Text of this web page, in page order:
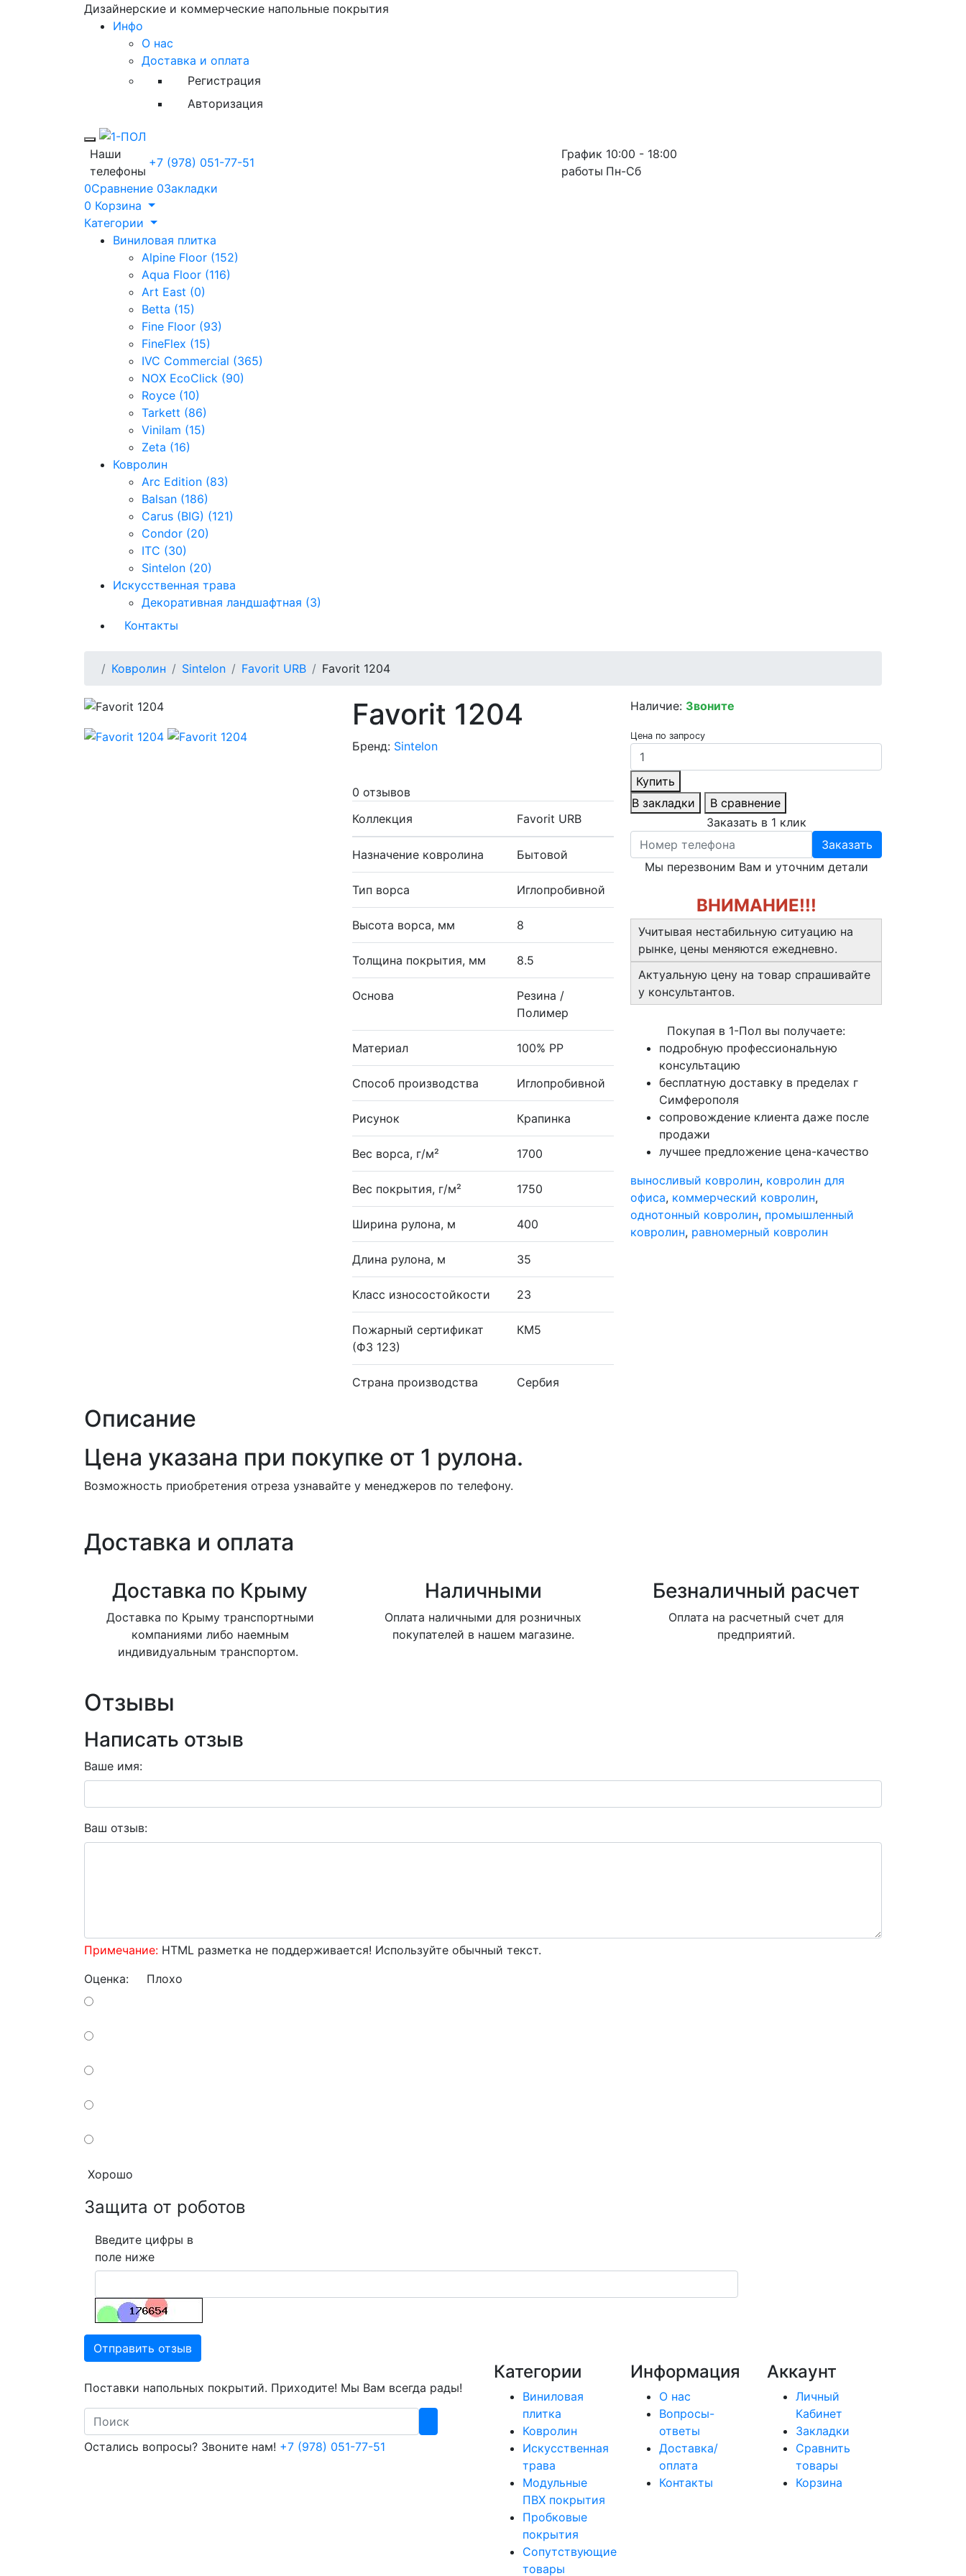
Дизайнерские и коммерческие напольные покрытия
Инфо
О нас
Доставка и оплата
Регистрация
Авторизация
Toggle mobile menu
Наши
телефоны
+7 (978) 051-77-51
График
работы
10:00 - 18:00
Пн-Сб
0Сравнение 0Закладки
0 Корзина
Категории
Виниловая плитка
Alpine Floor (152)
Aqua Floor (116)
Art East (0)
Betta (15)
Fine Floor (93)
FineFlex (15)
IVC Commercial (365)
NOX EcoClick (90)
Royce (10)
Tarkett (86)
Vinilam (15)
Zeta (16)
Ковролин
Arc Edition (83)
Balsan (186)
Carus (BIG) (121)
Condor (20)
ITC (30)
Sintelon (20)
Искусственная трава
Декоративная ландшафтная (3)
Контакты
Ковролин Sintelon Favorit URB Favorit 1204
Favorit 1204
Бренд: Sintelon
0 отзывов
Коллекция
Favorit URB
Назначение ковролина Бытовой
Тип ворса Иглопробивной
Высота ворса, мм 8
Толщина покрытия, мм 8.5
Основа
Резина /
Полимер
Материал 100% PP
Способ производства Иглопробивной
Рисунок Крапинка
Вес ворса, г/м² 1700
Вес покрытия, г/м² 1750
Ширина рулона, м 400
Длина рулона, м 35
Класс износостойкости 23
Пожарный сертификат
(ФЗ 123)
КМ5
Страна производства Сербия
Наличие: Звоните
Цена по запросу
Купить
В закладки
В сравнение
Заказать в 1 клик
Заказать
Мы перезвоним Вам и уточним детали
ВНИМАНИЕ!!!
Учитывая нестабильную ситуацию на
рынке, цены меняются ежедневно.
Актуальную цену на товар спрашивайте
у консультантов.
Покупая в 1-Пол вы получаете:
подробную профессиональную
консультацию
бесплатную доставку в пределах г
Симферополя
сопровождение клиента даже после
продажи
лучшее предложение цена-качество
выносливый ковролин, ковролин для
офиса, коммерческий ковролин,
однотонный ковролин, промышленный
ковролин, равномерный ковролин
Описание
Цена указана при покупке от 1 рулона.
Возможность приобретения отреза узнавайте у менеджеров по телефону.
Доставка и оплата
Доставка по Крыму
Доставка по Крыму транспортными
компаниями либо наемным
индивидуальным транспортом.
Наличными
Оплата наличными для розничных
покупателей в нашем магазине.
Безналичный расчет
Оплата на расчетный счет для
предприятий.
Отзывы
Написать отзыв
Ваше имя:
Ваш отзыв:
Примечание: HTML разметка не поддерживается! Используйте обычный текст.
Оценка: Плохо
Хорошо
Защита от роботов
Введите цифры в
поле ниже
Отправить отзыв
Поставки напольных покрытий. Приходите! Мы Вам всегда рады!
Search
Остались вопросы? Звоните нам! +7 (978) 051-77-51
Категории
Виниловая
плитка
Ковролин
Искусственная
трава
Модульные
ПВХ покрытия
Пробковые
покрытия
Сопутствующие
товары
Информация
О нас
Вопросы-
ответы
Доставка/
оплата
Контакты
Аккаунт
Личный
Кабинет
Закладки
Сравнить
товары
Корзина